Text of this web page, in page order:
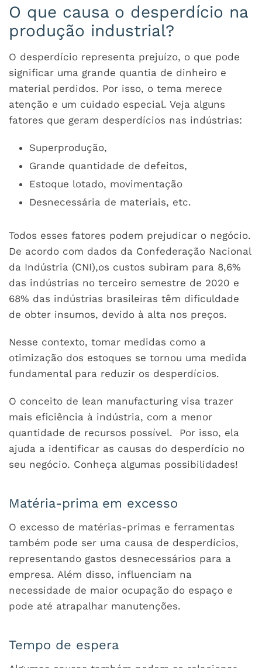
O que causa o desperdício na
produção industrial?
O desperdício representa prejuízo, o que pode
significar uma grande quantia de dinheiro e
material perdidos. Por isso, o tema merece
atenção e um cuidado especial. Veja alguns
fatores que geram desperdícios nas indústrias:
Superprodução,
Grande quantidade de defeitos,
Estoque lotado, movimentação
Desnecessária de materiais, etc.
Todos esses fatores podem prejudicar o negócio.
De acordo com dados da Confederação Nacional
da Indústria (CNI),os custos subiram para 8,6%
das indústrias no terceiro semestre de 2020 e
68% das indústrias brasileiras têm dificuldade
de obter insumos, devido à alta nos preços.
Nesse contexto, tomar medidas como a
otimização dos estoques se tornou uma medida
fundamental para reduzir os desperdícios.
O conceito de lean manufacturing visa trazer
mais eficiência à indústria, com a menor
quantidade de recursos possível. Por isso, ela
ajuda a identificar as causas do desperdício no
seu negócio. Conheça algumas possibilidades!
Matéria-prima em excesso
O excesso de matérias-primas e ferramentas
também pode ser uma causa de desperdícios,
representando gastos desnecessários para a
empresa. Além disso, influenciam na
necessidade de maior ocupação do espaço e
pode até atrapalhar manutenções.
Tempo de espera